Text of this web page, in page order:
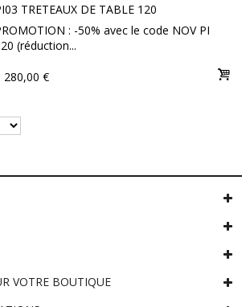
TRETEAUX DE TABLE 120
: -50% avec le code NOV PI
(réduction...
280,00 €
VOTRE BOUTIQUE